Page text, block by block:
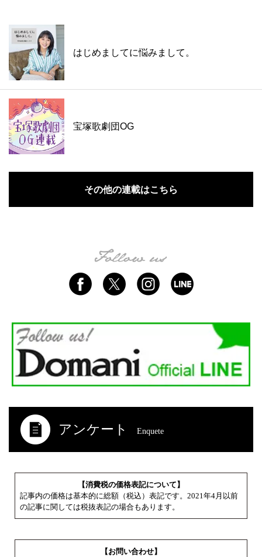
はじめましてに悩みまして。
宝塚歌劇団OG
その他の連載はこちら
アンケート Enquete
【消費税の価格表記について】
記事内の価格は基本的に総額（税込）表記です。2021年4月以前
の記事に関しては税抜表記の場合もあります。
【お問い合わせ】